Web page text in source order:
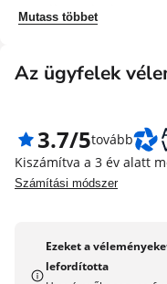
Tevékenységek
Fitnesz terem :
A
Jólét
Hammam :
beleértve.
Szolgáltatások és
Mutass többet
Az ügyfelek
3.7/5tovább
Kiszámítva a 3 év alatt
Számítási módszer
Ezeket a
lefordította